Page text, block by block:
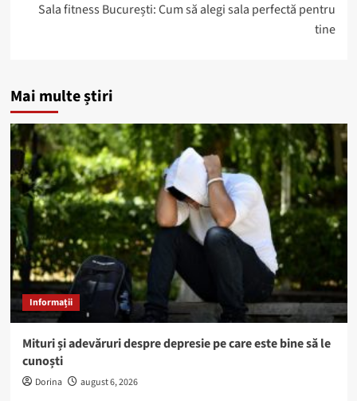
Sala fitness București: Cum să alegi sala perfectă pentru
tine
Mai multe știri
Informații
Mituri și adevăruri despre depresie pe care este bine să le
cunoști
Dorina august 6, 2026